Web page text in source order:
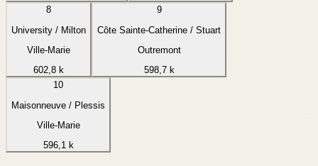
8
University / Milton
Ville-Marie
602,8 k
9
Côte Sainte-Catherine / Stuart
Outremont
598,7 k
10
Maisonneuve / Plessis
Ville-Marie
596,1 k